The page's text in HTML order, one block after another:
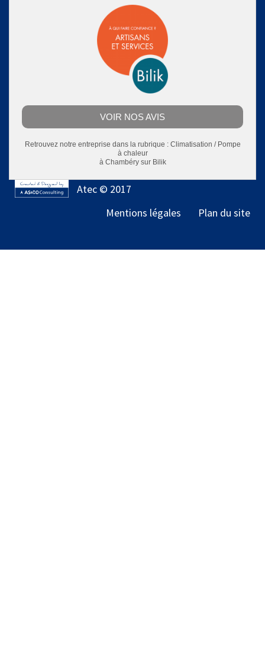
VOIR NOS AVIS
Retrouvez notre entreprise dans la rubrique : Climatisation / Pompe
à chaleur
à Chambérysur Bilik
Atec © 2017
Mentions légales
Plan du site